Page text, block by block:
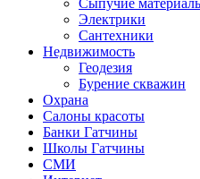
Сыпучие
Электрики
Сантехники
Недвижимость
Геодезия
Бурение скважин
Охрана
Салоны красоты
Банки Гатчины
Школы Гатчины
СМИ